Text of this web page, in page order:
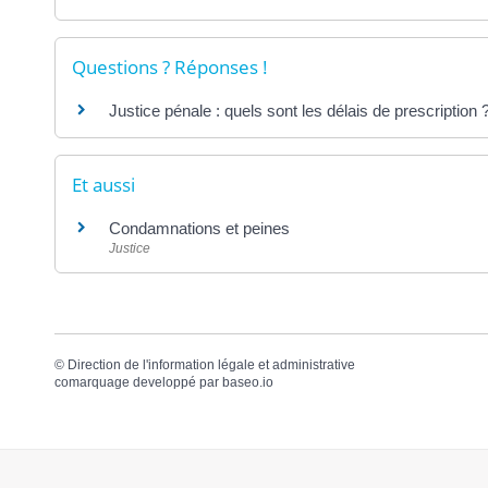
Questions ? Réponses !
Justice pénale : quels sont les délais de prescription
Et aussi
Condamnations et peines
Justice
© Direction de l'information légale et administrative
comarquage developpé par baseo.io